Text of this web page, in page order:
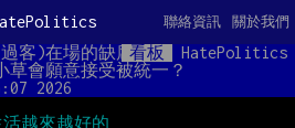
關於我們
聯絡資訊
客)在場的缺席)看板
HatePolitics
會願意接受被統一？
2026